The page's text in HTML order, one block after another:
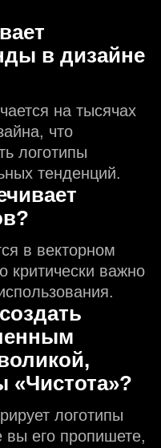
в дизайне
на тысячах
что
логотипы
тенденций.
в векторном
критически важно
логотипы
его пропишете,